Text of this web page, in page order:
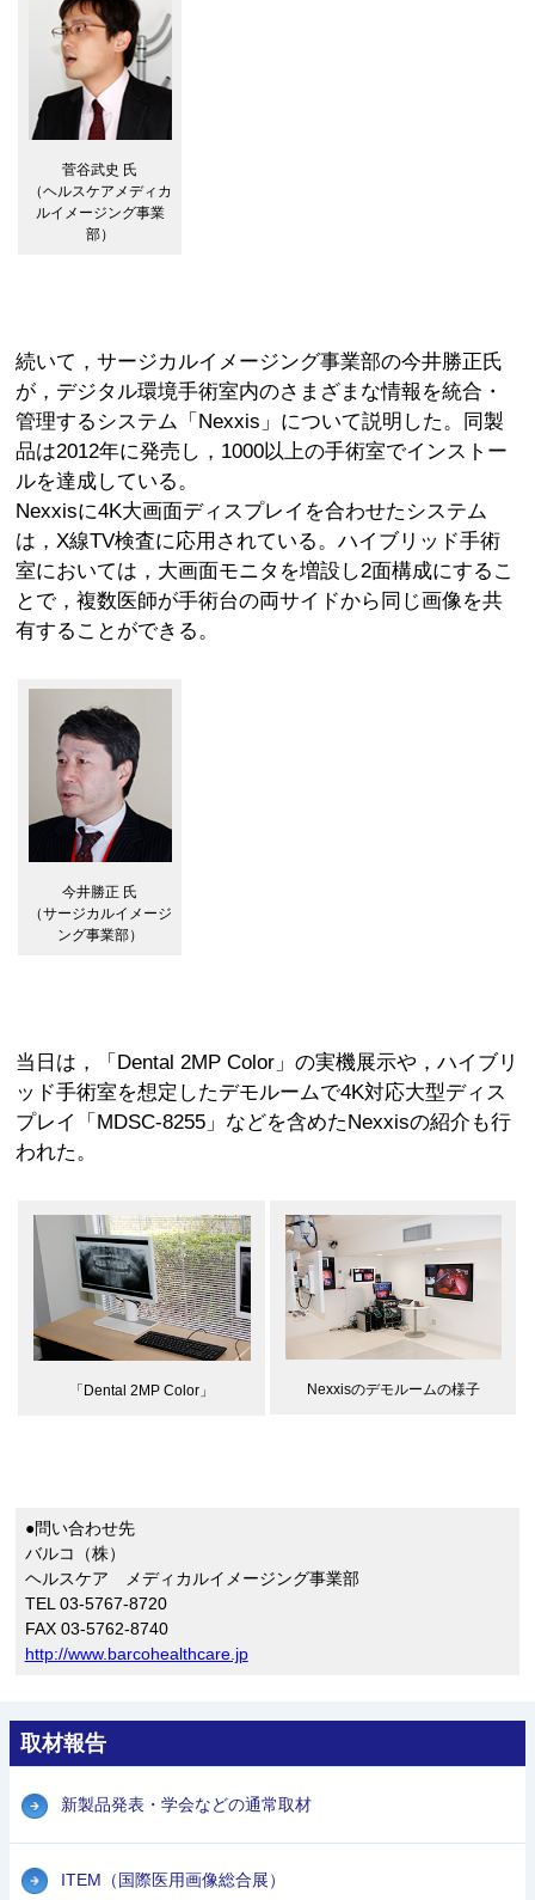
菅谷武史 氏
（ヘルスケアメディカ
ルイメージング事業
部）
続いて，サージカルイメージング事業部の今井勝正氏
が，デジタル環境手術室内のさまざまな情報を統合・
管理するシステム「Nexxis」について説明した。同製
品は2012年に発売し，1000以上の手術室でインストー
ルを達成している。
Nexxisに4K大画面ディスプレイを合わせたシステム
は，X線TV検査に応用されている。ハイブリッド手術
室においては，大画面モニタを増設し2面構成にするこ
とで，複数医師が手術台の両サイドから同じ画像を共
有することができる。
今井勝正 氏
（サージカルイメージ
ング事業部）
当日は，「Dental 2MP Color」の実機展示や，ハイブリ
ッド手術室を想定したデモルームで4K対応大型ディス
プレイ「MDSC-8255」などを含めたNexxisの紹介も行
われた。
「Dental 2MP Color」 Nexxisのデモルームの様子
●問い合わせ先
バルコ（株）
ヘルスケア メディカルイメージング事業部
TEL 03-5767-8720
FAX 03-5762-8740
http://www.barcohealthcare.jp
取材報告
新製品発表・学会などの通常取材
ITEM（国際医用画像総合展）